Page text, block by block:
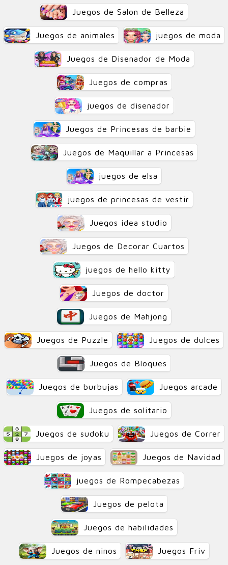
Juegos de Salon de Belleza
Juegos de animales juegos de moda
Juegos de Disenador de Moda
Juegos de compras
juegos de disenador
Juegos de Princesas de barbie
Juegos de Maquillar a Princesas
juegos de elsa
juegos de princesas de vestir
Juegos idea studio
Juegos de Decorar Cuartos
juegos de hello kitty
Juegos de doctor
Juegos de Mahjong
Juegos de Puzzle Juegos de dulces
Juegos de Bloques
Juegos de burbujas Juegos arcade
Juegos de solitario
Juegos de sudoku Juegos de Correr
Juegos de joyas Juegos de Navidad
juegos de Rompecabezas
Juegos de pelota
Juegos de habilidades
Juegos de ninos Juegos Friv